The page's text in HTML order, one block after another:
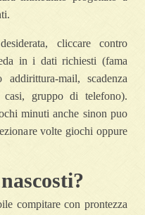
cliccare contro
in i dati richiesti (fama
addirittura-mail, scadenza
gruppo di telefono).
minuti anche sinon puo
volte giochi oppure
compitare con prontezza